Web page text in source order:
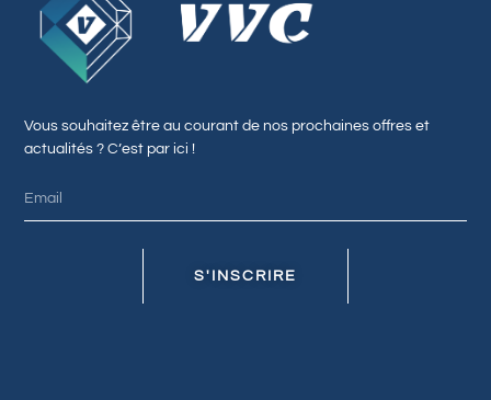
Vous souhaitez être au courant de nos prochaines offres et
actualités ? C’est par ici !
S'INSCRIRE